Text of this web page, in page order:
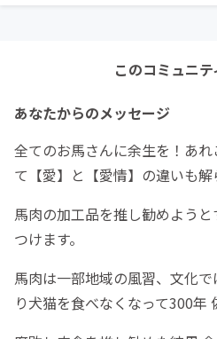
このコミュニ
あなたからのメッセージ
全てのお馬さんに余生を！あ
て【愛】と【愛情】の違いも解
馬肉の加工品を推し勧めよう
つけます。
馬肉は一部地域の風習、文化
り犬猫を食べなくなって300年